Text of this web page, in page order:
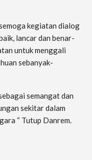
kegiatan dialog
lancar dan benar-
untuk menggali
sebanyak-
semangat dan
sekitar dalam
“ Tutup Danrem.